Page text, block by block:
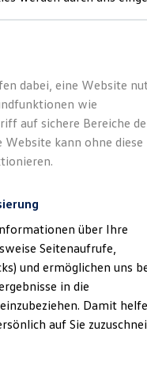
Leasing
Volkswagen
Der
dabei, eine Website
wie
auf sichere Bereiche
kann ohne diese
über Ihre
Seitenaufrufe,
und ermöglichen uns
in die
Damit
auf Sie